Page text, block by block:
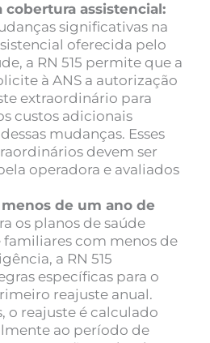
cobertura assistencial:
significativas na
oferecida pelo
a RN 515 permite que a
à ANS a autorização
extraordinário para
custos adicionais
mudanças. Esses
devem ser
operadora e avaliados
de um ano de
os planos de saúde
familiares com menos de
a RN 515
específicas para o
reajuste anual.
o reajuste é calculado
ao período de